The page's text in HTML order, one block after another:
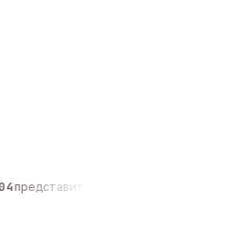
представителей